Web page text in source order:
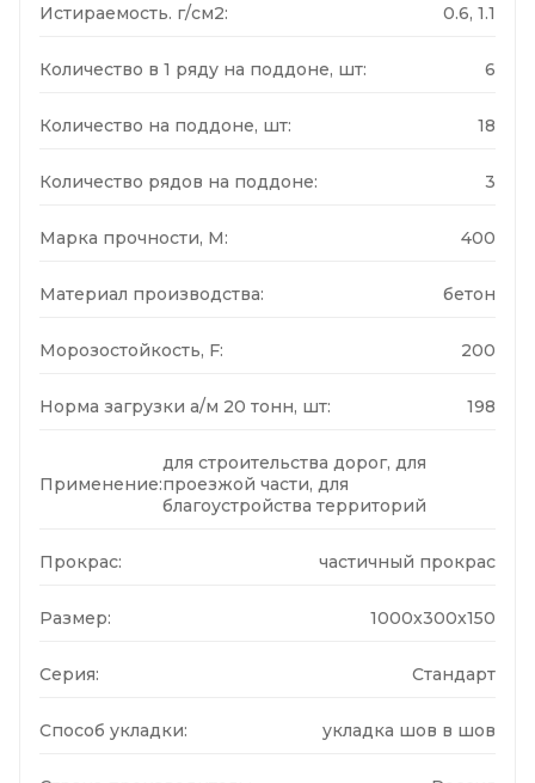
Истираемость. г/см2: 0.6, 1.1
Количество в 1 ряду на поддоне, шт: 6
Количество на поддоне, шт: 18
Количество рядов на поддоне: 3
Марка прочности, М: 400
Материал производства: бетон
Морозостойкость, F: 200
Норма загрузки а/м 20 тонн, шт: 198
Применение:
для строительства дорог, для
проезжой части, для
благоустройства территорий
Прокрас: частичный прокрас
Размер: 1000x300x150
Серия: Стандарт
Способ укладки: укладка шов в шов